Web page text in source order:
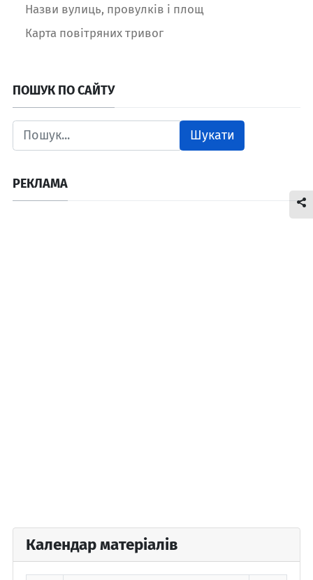
Назви вулиць, провулків і площ
Карта повітряних тривог
ПОШУК ПО САЙТУ
Шукати
РЕКЛАМА
Календар матеріалів